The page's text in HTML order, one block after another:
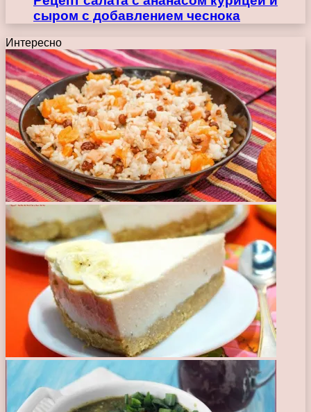
сыром с добавлением чеснока
Интересно